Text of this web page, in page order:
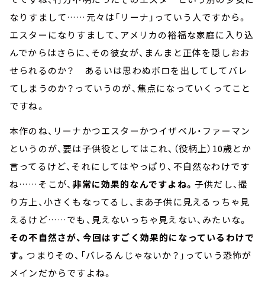
なりすまして……元々は「リーナ」っていう人ですから。
エスターになりすまして、アメリカの裕福な家庭に入り込
んでからはさらに、その彼女が、まんまと正体を隠しおお
せられるのか？ あるいは思わぬボロを出してしてバレ
てしまうのか？っていうのが、焦点になっていくってこと
ですね。
本作のね、リーナかつエスターかつイザベル・ファーマン
というのが、要は子供役としてはこれ、（役柄上）10歳とか
言ってるけど、それにしてはやっぱり、不自然なわけです
ね……そこが、非常に効果的なんですよね。子供だし、撮
り方上、小さくもなってるし、まあ子供に見えるっちゃ見
えるけど……でも、見えないっちゃ見えない、みたいな。
その不自然さが、今回はすごく効果的になっているわけで
す。 つまりその、「バレるんじゃないか？」っていう恐怖が
メインだからですよね。